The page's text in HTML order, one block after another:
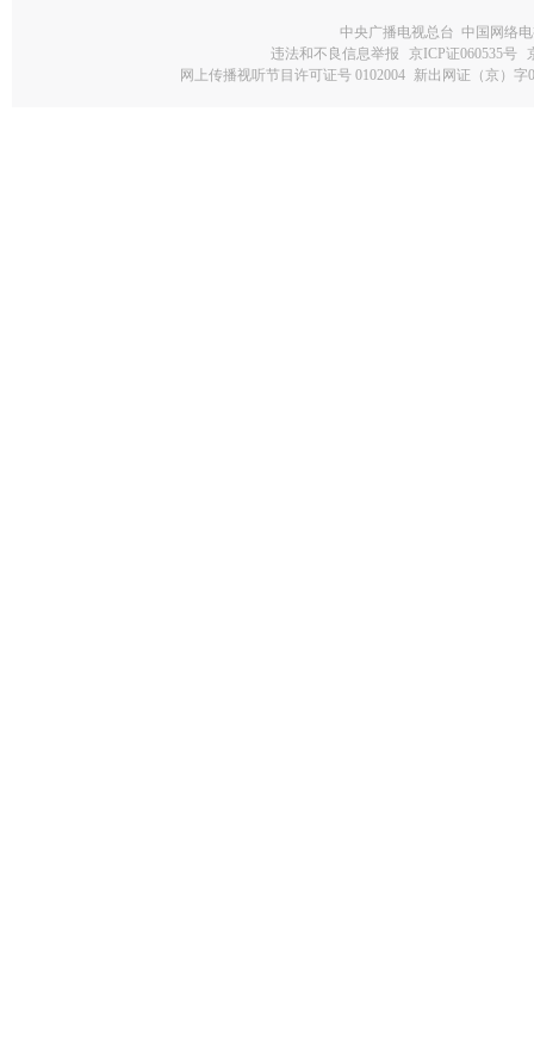
中央广播电视总台 中国网络
违法和不良信息举报
京ICP证060535号
网上传播视听节目许可证号 0102004 新出网证（京）